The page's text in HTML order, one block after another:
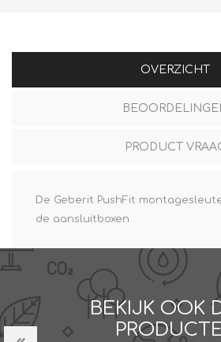
OVERZICHT
PRODUCT
De Geberit PushFit
de aansluitboxen.
BEKIJK OOK